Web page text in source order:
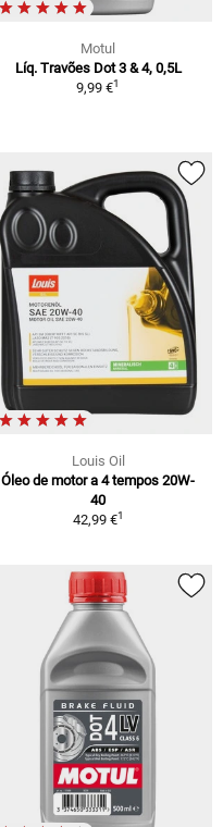
Motul
Líq. Travões Dot 3 & 4, 0,5L
9,99 €1
Louis Oil
Óleo de motor a 4 tempos 20W-
40
42,99 €1